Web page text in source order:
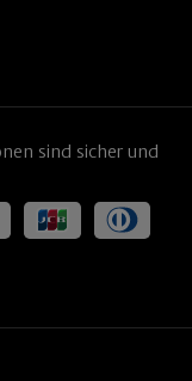
sind sicher und